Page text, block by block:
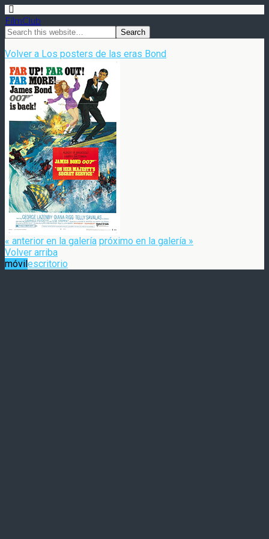
FilmClub
Volver a Los posters de las eras Bond
« anterior en la galería próximo en la galería »
Volver arriba
móvilescritorio